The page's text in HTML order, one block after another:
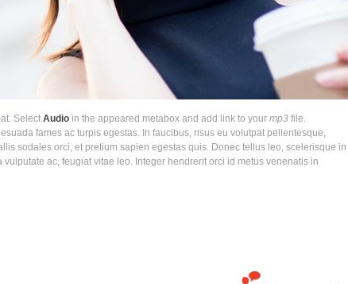
Select Audio in the appeared metabox and add link to your mp3 file.
fames ac turpis egestas. In faucibus, risus eu volutpat pellentesque,
sodales orci, et pretium sapien egestas quis. Donec tellus leo, scelerisque in
ac, feugiat vitae leo. Integer hendrerit orci id metus venenatis in